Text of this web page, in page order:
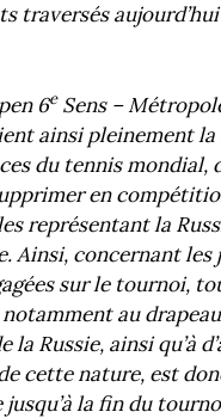
traversés
6eSens –
ainsi pleinement la
du tennis mondial,
en
représentant la
Ainsi, concernant les
sur le tournoi,
au
la Russie, ainsi qu’à
cette nature, est
la fin du tourno